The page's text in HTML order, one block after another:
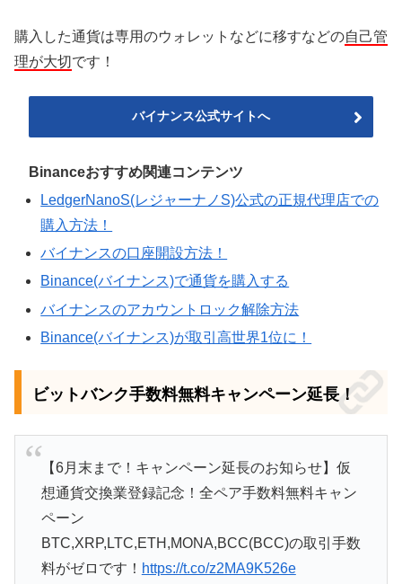
購入した通貨は専用のウォレットなどに移すなどの自己管
理が大切です！
バイナンス公式サイトへ
Binanceおすすめ関連コンテンツ
LedgerNanoS(レジャーナノS)公式の正規代理店での
購入方法！
バイナンスの口座開設方法！
Binance(バイナンス)で通貨を購入する
バイナンスのアカウントロック解除方法
Binance(バイナンス)が取引高世界1位に！
ビットバンク手数料無料キャンペーン延長！
【6月末まで！キャンペーン延長のお知らせ】仮
想通貨交換業登録記念！全ペア手数料無料キャン
ペーン
BTC,XRP,LTC,ETH,MONA,BCC(BCC)の取引手数
料がゼロです！ https://t.co/z2MA9K526e